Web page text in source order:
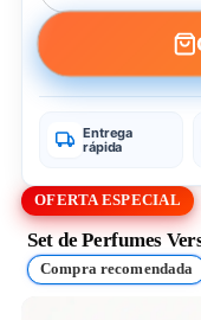
Entrega
rápida
OFERTA ESPECIAL
Set de Perfumes
Compra recomendada